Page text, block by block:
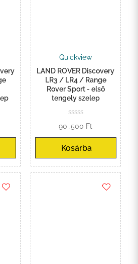
Quickview
LAND ROVER Discovery
LR3 / LR4 / Range
Rover Sport - első
tengely szelep
90 .500 Ft
Kosárba